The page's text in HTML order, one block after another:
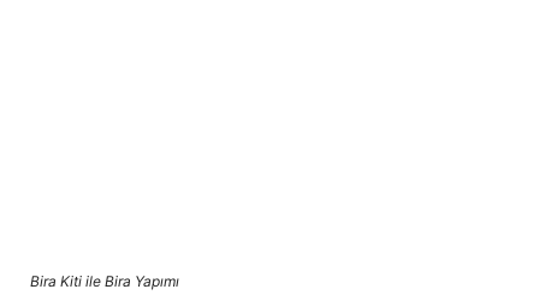
Bira Kiti ile Bira Yapımı